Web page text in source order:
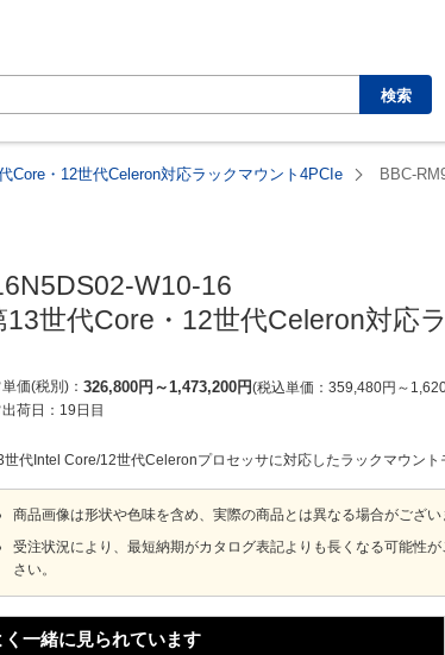
検索
Core・12世代Celeron対応ラックマウント4PCIe BBC-
W10-16
世代Core・12世代Celeron対応
価(税別) 326,800円 ～1,473,200円 税込単価 359,480円 ～
荷日： 19日目
世代Intel Core/12世代Celeronプロセッサに対応したラックマウント
商品画像は形状や色味を含め、実際の商品とは異なる場合がござい
受注状況により、最短納期がカタログ表記よりも長くなる可能性
さい。
く一緒に見られています